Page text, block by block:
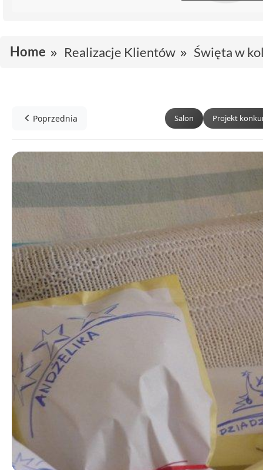
Home Realizacje Klientów Święta w
Poprzednia Salon Projekt